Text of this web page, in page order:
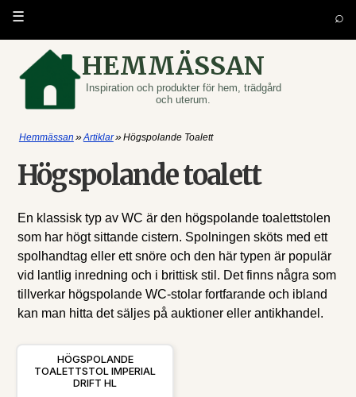
HEMMÄSSAN
Inspiration och produkter för hem, trädgård
och uterum.
☰ ⌕
Hemmässan »Artiklar»Högspolande Toalett
Högspolande toalett
En klassisk typ av WC är den högspolande toalettstolen
som har högt sittande cistern. Spolningen sköts med ett
spolhandtag eller ett snöre och den här typen är populär
vid lantlig inredning och i brittisk stil. Det finns några som
tillverkar högspolande WC-stolar fortfarande och ibland
kan man hitta det säljes på auktioner eller antikhandel.
HÖGSPOLANDE
TOALETTSTOL IMPERIAL
DRIFT HL